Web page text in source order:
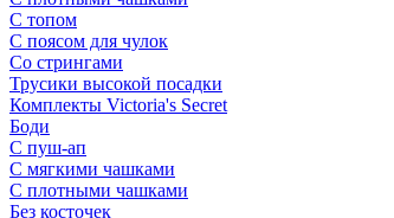
С топом
С поясом для чулок
Со стрингами
Трусики высокой посадки
Комплекты Victoria's Secret
Боди
С пуш-ап
С мягкими чашками
С плотными чашками
Без косточек